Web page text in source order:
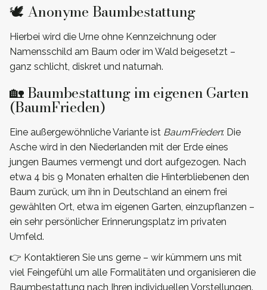
🕊️ Anonyme Baumbestattung
Hierbei wird die Urne ohne Kennzeichnung oder
Namensschild am Baum oder im Wald beigesetzt –
ganz schlicht, diskret und naturnah.
🏡 Baumbestattung im eigenen Garten
(BaumFrieden)
Eine außergewöhnliche Variante ist BaumFrieden: Die
Asche wird in den Niederlanden mit der Erde eines
jungen Baumes vermengt und dort aufgezogen. Nach
etwa 4 bis 9 Monaten erhalten die Hinterbliebenen den
Baum zurück, um ihn in Deutschland an einem frei
gewählten Ort, etwa im eigenen Garten, einzupflanzen –
ein sehr persönlicher Erinnerungsplatz im privaten
Umfeld.
👉 Kontaktieren Sie uns gerne – wir kümmern uns mit
viel Feingefühl um alle Formalitäten und organisieren die
Baumbestattung nach Ihren individuellen Vorstellungen.